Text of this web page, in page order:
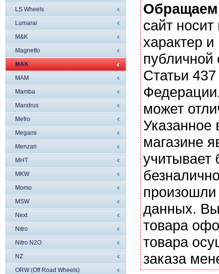
LS Wheels
Lumarai
M&K
Magnetto
MAK
MAM
Mamba
Mandrus
Mefro
Megami
Menzari
MHT
MKW
Momo
MSW
Next
Nitro
Nitro N2O
NZ
ORW (Off Road Wheels)
сайт
характер
Статьи
может
магазине
учитывает
данных. Вы
товара
товара
заказа